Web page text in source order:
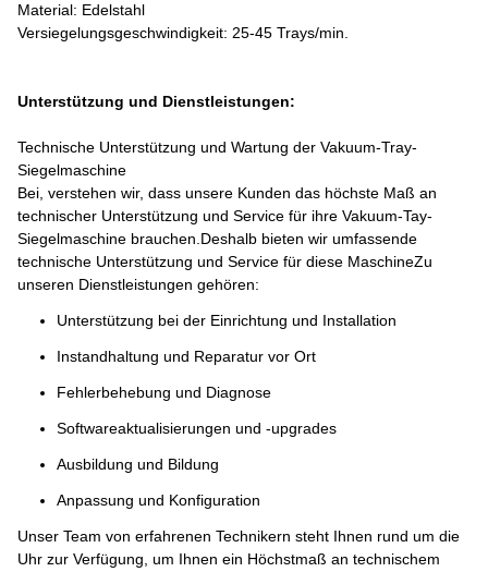
Material: Edelstahl
Versiegelungsgeschwindigkeit: 25-45 Trays/min.
Unterstützung und Dienstleistungen:
Technische Unterstützung und Wartung der Vakuum-Tray-
Siegelmaschine
Bei , verstehen wir, dass unsere Kunden das höchste Maß an
technischer Unterstützung und Service für ihre Vakuum-Tay-
Siegelmaschine brauchen.Deshalb bieten wir umfassende
technische Unterstützung und Service für diese MaschineZu
unseren Dienstleistungen gehören:
Unterstützung bei der Einrichtung und Installation
Instandhaltung und Reparatur vor Ort
Fehlerbehebung und Diagnose
Softwareaktualisierungen und -upgrades
Ausbildung und Bildung
Anpassung und Konfiguration
Unser Team von erfahrenen Technikern steht Ihnen rund um die
Uhr zur Verfügung, um Ihnen ein Höchstmaß an technischem